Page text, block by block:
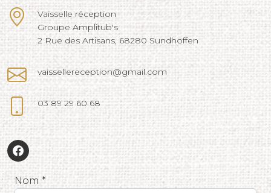
Vaisselle réception
Groupe Amplitub's
2 Rue des Artisans, 68280 Sundhoffen
vaissellereception@gmail.com
03 89 29 60 68
Nom *